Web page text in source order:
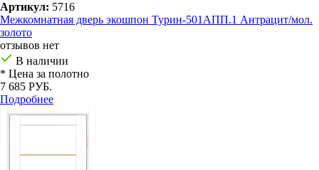
Артикул: 5716
Межкомнатная дверь экошпон Турин-501AПП.1 Антрацит/мол.
золото
отзывов нет
В наличии
* Цена за полотно
7 685 РУБ.
Подробнее